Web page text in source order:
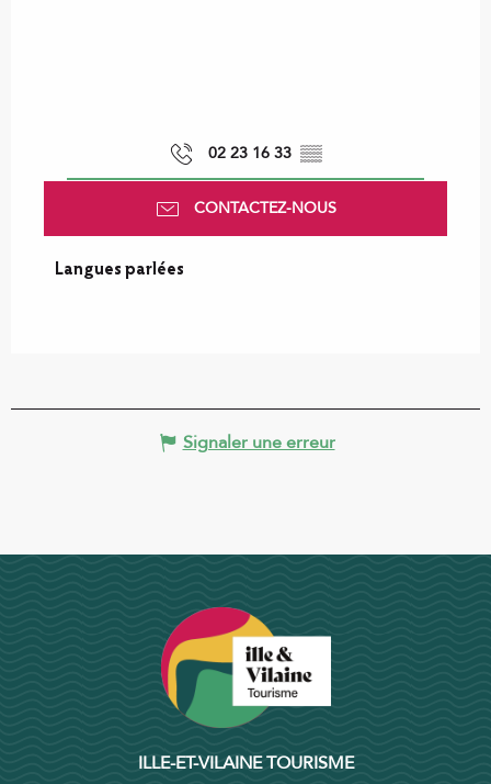
02 23 16 33 ▒▒
CONTACTEZ-NOUS
Langues parlées
Langues parlées
Signaler une erreur
ILLE-ET-VILAINE TOURISME